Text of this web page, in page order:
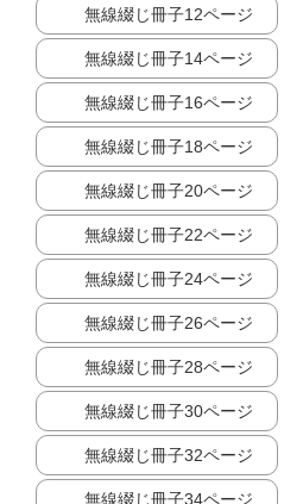
無線綴じ冊子12ページ
無線綴じ冊子14ページ
無線綴じ冊子16ページ
無線綴じ冊子18ページ
無線綴じ冊子20ページ
無線綴じ冊子22ページ
無線綴じ冊子24ページ
無線綴じ冊子26ページ
無線綴じ冊子28ページ
無線綴じ冊子30ページ
無線綴じ冊子32ページ
無線綴じ冊子34ページ